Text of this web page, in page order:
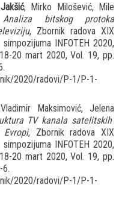
, Mirko Milošević, Mile
Analiza bitskog protoka
, Zbornik radova XIX
INFOTEH 2020,
20 mart 2020, Vol. 19, pp.
2020/radovi/P-1/P-1-
Maksimović, Jelena
TV kanala satelitskih
, Zbornik radova XIX
INFOTEH 2020,
20 mart 2020, Vol. 19, pp.
6.
2020/radovi/P-1/P-1-